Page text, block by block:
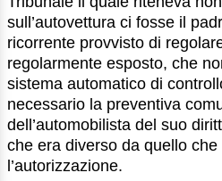
sull’autovettura ci fosse il
ricorrente provvisto di
regolarmente esposto, che
sistema automatico di
necessario la preventiva
dell’automobilista del suo
che era diverso da quello
l’autorizzazione.